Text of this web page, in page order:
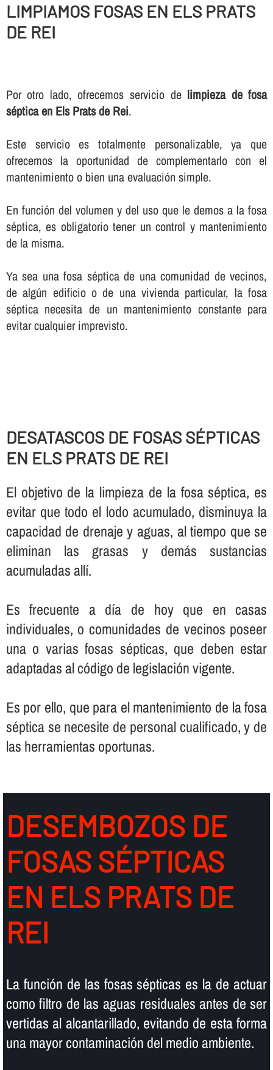
LIMPIAMOS FOSAS EN ELS PRATS
DE REI
Por otro lado, ofrecemos servicio de limpieza de fosa
séptica en Els Prats de Rei.
Este servicio es totalmente personalizable, ya que
ofrecemos la oportunidad de complementarlo con el
mantenimiento o bien una evaluación simple.
En función del volumen y del uso que le demos a la fosa
séptica, es obligatorio tener un control y mantenimiento
de la misma.
Ya sea una fosa séptica de una comunidad de vecinos,
de algún edificio o de una vivienda particular, la fosa
séptica necesita de un mantenimiento constante para
evitar cualquier imprevisto.
DESATASCOS DE FOSAS SÉPTICAS
EN ELS PRATS DE REI
El objetivo de la limpieza de la fosa séptica, es
evitar que todo el lodo acumulado, disminuya la
capacidad de drenaje y aguas, al tiempo que se
eliminan las grasas y demás sustancias
acumuladas allí­.
Es frecuente a dí­a de hoy que en casas
individuales, o comunidades de vecinos poseer
una o varias fosas sépticas, que deben estar
adaptadas al código de legislación vigente.
Es por ello, que para el mantenimiento de la fosa
séptica se necesite de personal cualificado, y de
las herramientas oportunas.
DESEMBOZOS DE
FOSAS SÉPTICAS
EN ELS PRATS DE
REI
La función de las fosas sépticas es la de actuar
como filtro de las aguas residuales antes de ser
vertidas al alcantarillado, evitando de esta forma
una mayor contaminación del medio ambiente.